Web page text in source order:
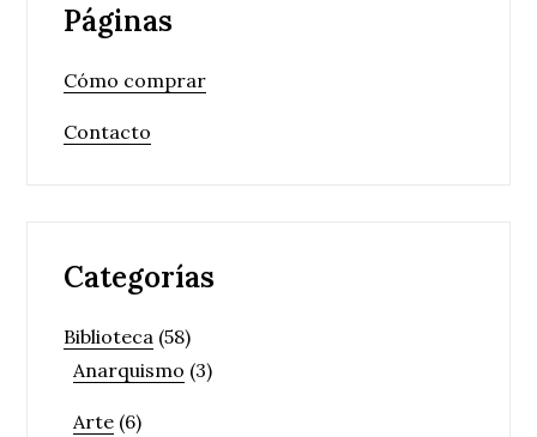
Páginas
Cómo comprar
Contacto
Categorías
Biblioteca (58)
Anarquismo (3)
Arte (6)